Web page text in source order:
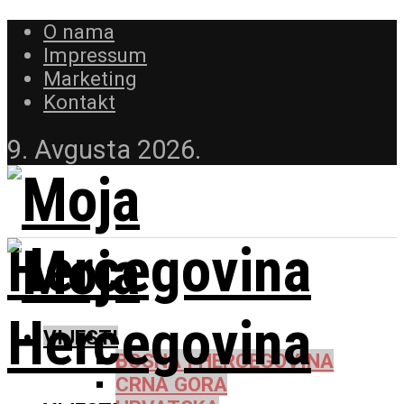
O nama
Impressum
Marketing
Kontakt
9. Avgusta 2026.
VIJESTI
BOSNA I HERCEGOVINA
CRNA GORA